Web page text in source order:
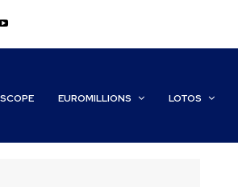
EUROMILLIONS LOTOS